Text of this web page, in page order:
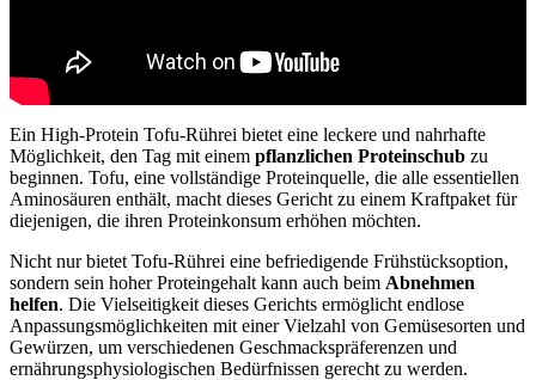
Ein High-Protein Tofu-Rührei bietet eine leckere und nahrhafte
Möglichkeit, den Tag mit einem pflanzlichen Proteinschub zu
beginnen. Tofu, eine vollständige Proteinquelle, die alle essentiellen
Aminosäuren enthält, macht dieses Gericht zu einem Kraftpaket für
diejenigen, die ihren Proteinkonsum erhöhen möchten.
Nicht nur bietet Tofu-Rührei eine befriedigende Frühstücksoption,
sondern sein hoher Proteingehalt kann auch beim Abnehmen
helfen. Die Vielseitigkeit dieses Gerichts ermöglicht endlose
Anpassungsmöglichkeiten mit einer Vielzahl von Gemüsesorten und
Gewürzen, um verschiedenen Geschmackspräferenzen und
ernährungsphysiologischen Bedürfnissen gerecht zu werden.